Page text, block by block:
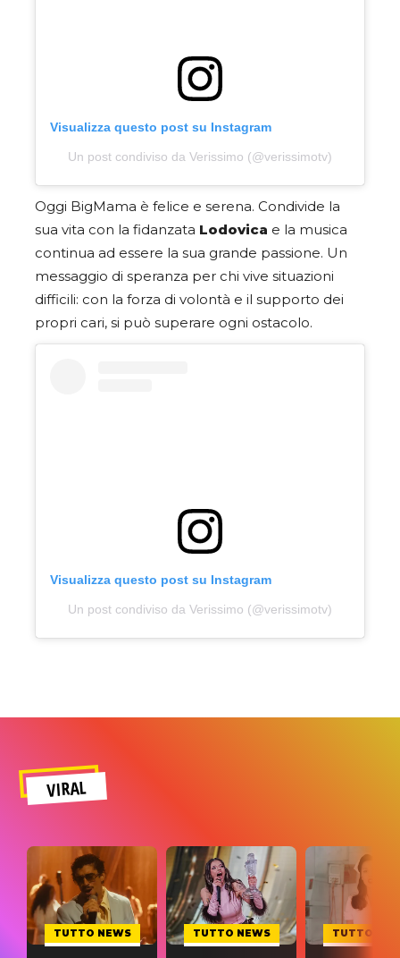
Visualizza questo post su Instagram
Un post condiviso da Verissimo (@verissimotv)
Oggi BigMama è felice e serena. Condivide la
sua vita con la fidanzata Lodovica e la musica
continua ad essere la sua grande passione. Un
messaggio di speranza per chi vive situazioni
difficili: con la forza di volontà e il supporto dei
propri cari, si può superare ogni ostacolo.
Visualizza questo post su Instagram
Un post condiviso da Verissimo (@verissimotv)
VIRAL
TUTTO NEWS TUTTO NEWS TUTTO